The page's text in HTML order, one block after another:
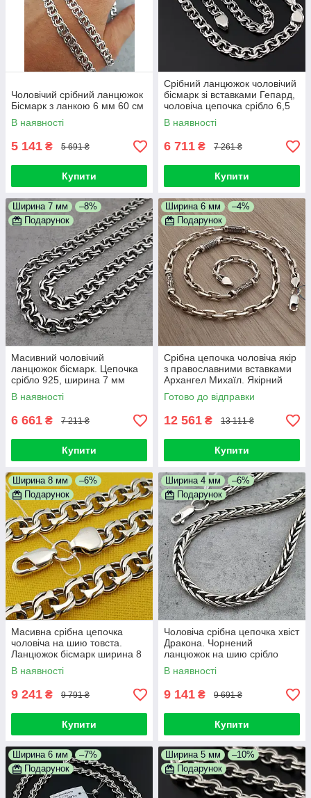
Чоловічий срібний ланцюжок
Бісмарк з ланкою 6 мм 60 см
В наявності
5 141 ₴ 5 691 ₴
Купити
Срібний ланцюжок чоловічий
бісмарк зі вставками Гепард,
чоловіча цепочка срібло 6,5
мм 55 см
В наявності
6 711 ₴ 7 261 ₴
Купити
Ширина 7 мм
–8%
Подарунок
Масивний чоловічий
ланцюжок бісмарк. Цепочка
срібло 925, ширина 7 мм
В наявності
6 661 ₴ 7 211 ₴
Купити
Ширина 6 мм
–4%
Подарунок
Срібна цепочка чоловіча якір
з православними вставками
Архангел Михаїл. Якірний
ланцюжок 55 см срібло 925
Готово до відправки
12 561 ₴ 13 111 ₴
Купити
Ширина 8 мм
–6%
Подарунок
Масивна срібна цепочка
чоловіча на шию товста.
Ланцюжок бісмарк ширина 8
мм. Довжина 55 см
В наявності
9 241 ₴ 9 791 ₴
Купити
Ширина 4 мм
–6%
Подарунок
Чоловіча срібна цепочка хвіст
Дракона. Чорнений
ланцюжок на шию срібло
925. Діаметр 4 мм. Довжина
60 см.
В наявності
9 141 ₴ 9 691 ₴
Купити
Ширина 6 мм
–7%
Подарунок
Ширина 5 мм
–10%
Подарунок